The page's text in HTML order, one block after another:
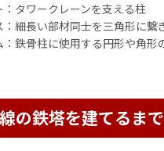
タワークレーンを支える柱
細長い部材同士を三角形に繋
鉄骨柱に使用する円形や角形
の鉄塔を建てるま